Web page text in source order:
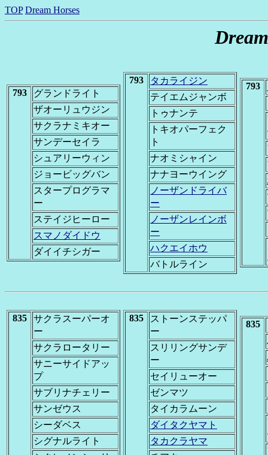
TOP Dream Horses
793
グランドライト
ザオーリュウジン
サクラナミキオー
サンデーセイラ
シュアリーウィン
ジョービッグバン
スタープログラマ
ー
ステイジヒーロー
スマノダイドウ
ダイイチシガー
793
タカライジン
テイエムジャンボ
トゥナンテ
トキオパーフェク
ト
ナオミシャイン
ナナヨーウイング
ノーザンドライバ
ー
ノーザンレインボ
ー
ハクエイホウ
バトルライン
793
835
サクラスーパーオ
ー
サクラロータリー
サニーサイドアッ
プ
サブリナチェリー
サンゼウス
シーダベス
シグナルライト
835
ストーンステッパ
ー
スリリングサンデ
ー
セイリューオー
ゼンマツ
タイカラムーン
ダイタクヤマト
タカクラヤマ
835